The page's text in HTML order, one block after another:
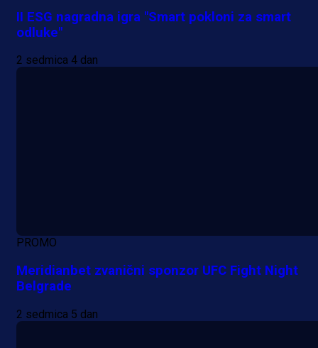
II ESG nagradna igra "Smart pokloni za smart
odluke"
2 sedmica 4 dan
PROMO
Meridianbet zvanični sponzor UFC Fight Night
Belgrade
2 sedmica 5 dan